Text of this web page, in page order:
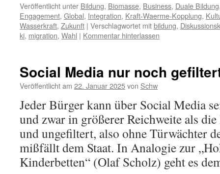
Veröffentlicht unter Bildung, Biomasse, Business, Duale Bildung
Engagement, Global, Integration, Kraft-Waerme-Kopplung,
Wasserkraft, Zukunft | Verschlagwortet mitbildung,
ki, migration, Wahl | Kommentar hinterlassen
Social Media nur noch
Veröffentlicht am 22. Januar 2025von Schw
Jeder Bürger kann über Social Media
und zwar in größerer Reichweite als
und ungefiltert, also ohne Türwächter
mißfällt dem Staat. In Analogie zur
Kinderbetten“ (Olaf Scholz) geht es